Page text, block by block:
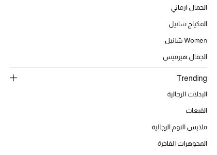
أحذية للأطفال
تسوقوا الأحذية
الجمال ارماني
المكياج شانيل
Women شانيل
الجمال هيرميس
Trending
البدلات الرجالية
القبعات
ملابس النوم الرجالية
المجوهرات الفاخرة